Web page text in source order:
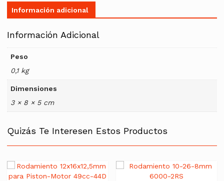
Información adicional
Información Adicional
Peso
0,1 kg
Dimensiones
3 × 8 × 5 cm
Quizás Te Interesen Estos Productos